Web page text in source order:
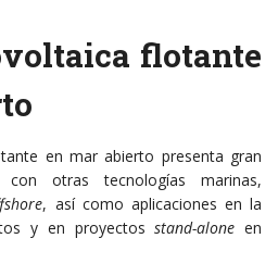
flotante
en mar abierto presenta gran
con otras tecnologías marinas,
, así como aplicaciones en la
y en proyectosstand-alone en